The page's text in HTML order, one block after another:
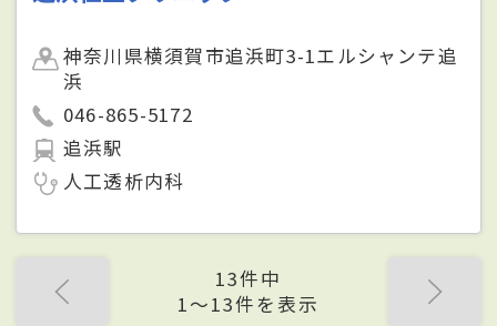
神奈川県横須賀市追浜町3-1エルシャンテ追
浜
046-865-5172
追浜駅
人工透析内科
13件中
1〜13件を表示